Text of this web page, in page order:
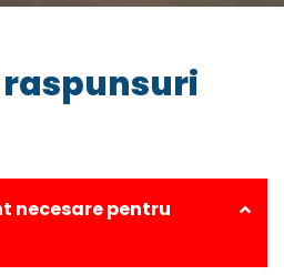
necesare pentru